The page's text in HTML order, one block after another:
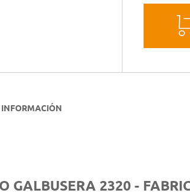
INFORMACIÓN
GALBUSERA 2320 -